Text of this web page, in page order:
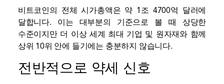
비트코인의 전체 시가총액은 약 1조 4700억 달러에
달합니다. 이는 대부분의 기준으로 볼 때 상당한
수준이지만 더 이상 세계 최대 기업 및 원자재와 함께
상위 10위 안에 들기에는 충분하지 않습니다.
전반적으로 약세 신호